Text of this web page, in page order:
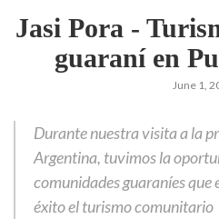
Jasi Pora -
guaraní en
June 1,
Durante nuestra visita a la
Argentina, tuvimos la
comunidades guaraníes que
éxito el turismo comunitario